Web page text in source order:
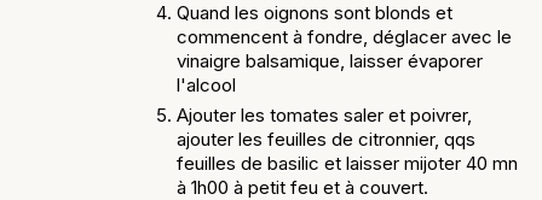
Quand les oignons sont blonds et
commencent à fondre, déglacer avec le
vinaigre balsamique, laisser évaporer
l'alcool
Ajouter les tomates saler et poivrer,
ajouter les feuilles de citronnier, qqs
feuilles de basilic et laisser mijoter 40 mn
à 1h00 à petit feu et à couvert.